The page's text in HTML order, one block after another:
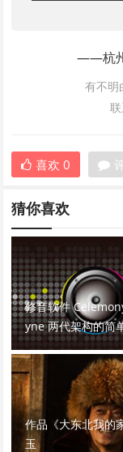
——杭
有不明
喜欢 0
猜你喜欢
修音软件
yne 两代架构的简
作品《大东北我的
玉